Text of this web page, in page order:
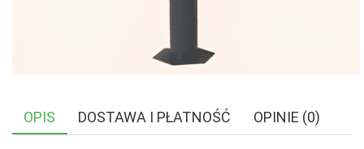
OPIS DOSTAWA I PŁATNOŚĆ OPINIE (0)